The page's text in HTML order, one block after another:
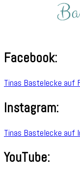
Facebook:
Tinas Bastelecke auf
Instagram:
Tinas Bastelecke auf
YouTube: